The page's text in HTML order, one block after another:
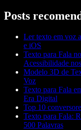
Posts
Ler texto em voz
e iOS
Texto para Fala
Acessibilidade
Modelo 3D de
Voz
Texto para Fala
Era Digital
Top 10
Texto para Fala:
500 Palavras